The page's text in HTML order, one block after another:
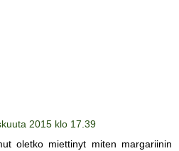
2015 klo 17.39
oletko miettinyt miten margariinin